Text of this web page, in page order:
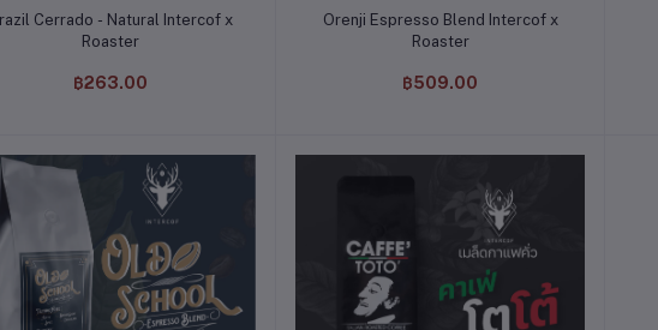
หยิบใส่ตะกร้า
Cerrado - Natural Intercof x
Roaster
฿263.00
หยิบใส่ตะกร้า
Orenji Espresso Blend Intercof x
Roaster
฿509.00